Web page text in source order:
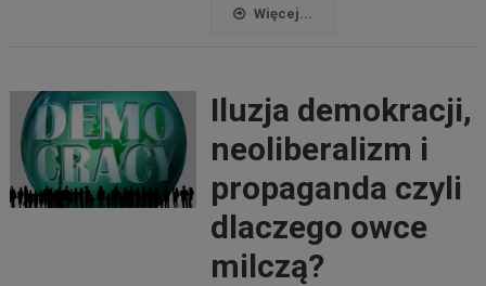
Więcej...
Iluzja demokracji,
neoliberalizm i
propaganda czyli
dlaczego owce
milczą?